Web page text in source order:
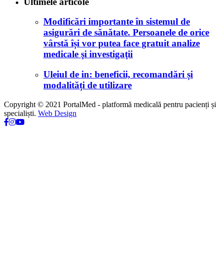
Modificări importante în sistemul de
asigurări de sănătate. Persoanele de orice
vârstă își vor putea face gratuit analize
medicale şi investigaţii
Uleiul de in: beneficii, recomandări și
modalități de utilizare
Copyright © 2021 PortalMed - platformă medicală pentru pacienți și
specialiști. Web Design